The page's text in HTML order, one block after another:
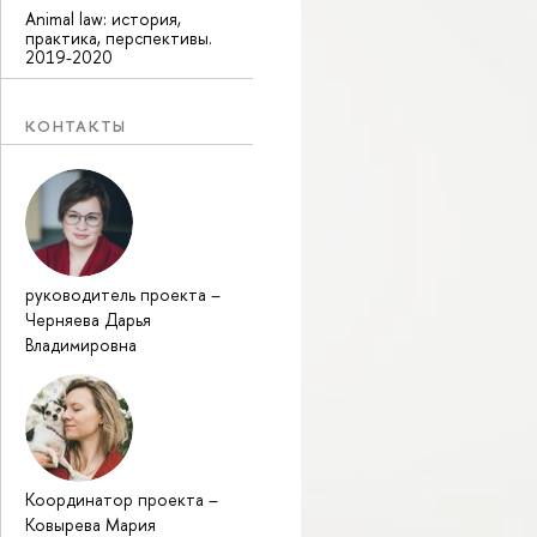
Animal law: история,
практика, перспективы.
2019-2020
КОНТАКТЫ
руководитель проекта –
Черняева Дарья
Владимировна
Координатор проекта –
Ковырева Мария